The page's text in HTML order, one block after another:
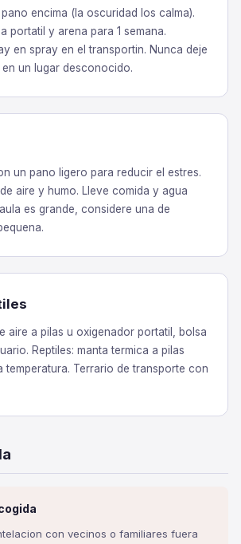
encima (la oscuridad los calma).
portatil y arena para 1 semana.
en spray en el transportin. Nunca deje
un lugar desconocido.
un pano ligero para reducir el estres.
aire y humo. Lleve comida y agua
es grande, considere una de
aire a pilas u oxigenador portatil, bolsa
Reptiles: manta termica a pilas
temperatura. Terrario de transporte con
con vecinos o familiares fuera